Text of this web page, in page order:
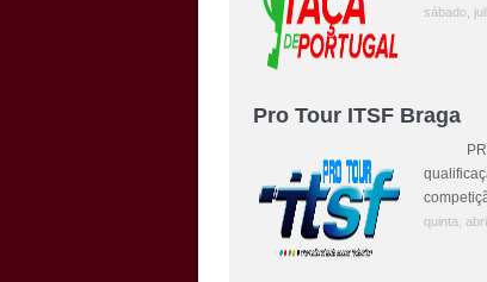
sábado,
Pro Tour ITSF Braga
PRO
quinta,